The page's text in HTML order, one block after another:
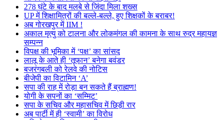
278 घंटे के बाद मलबे से जिंदा मिला शख्स
UP में शिक्षामित्रों की बल्ले-बल्ले, हुए शिक्षकों के बराबर!
अब गोरखपुर में IIM !
अकाल मृत्यु को टालना और लोकमंगल की कामना के साथ रुद्र महायज्ञ
सम्पन्न
विपक्ष की भूमिका में ‘पक्ष’ का सांसद
लालू के आते ही ‘तूफान’ बनेगा बवंडर
बजरंगबली को रेलवे की नोटिस
बीजेपी का विटामिन ‘A’
सपा की राह में रोड़ा बन सकते हैं ब्राह्मण!
योगी के सपनों का ‘सम्मिट’
सपा के सचिव और महासचिव में छिड़ी रार
अब पार्टी में ही ‘स्वामी’ का विरोध